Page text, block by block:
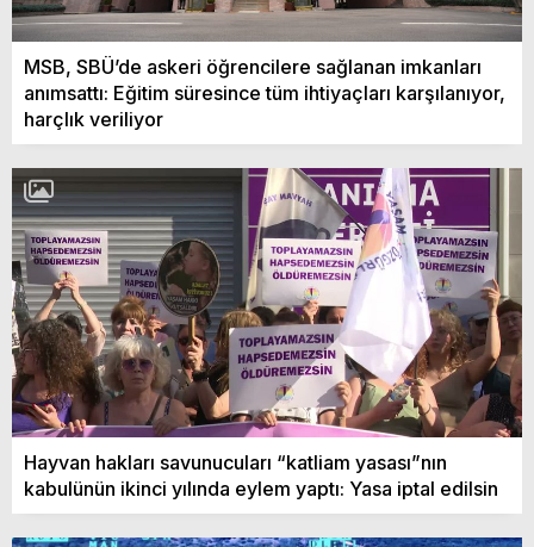
MSB, SBÜ’de askeri öğrencilere sağlanan imkanları
anımsattı: Eğitim süresince tüm ihtiyaçları karşılanıyor,
harçlık veriliyor
Hayvan hakları savunucuları “katliam yasası”nın
kabulünün ikinci yılında eylem yaptı: Yasa iptal edilsin